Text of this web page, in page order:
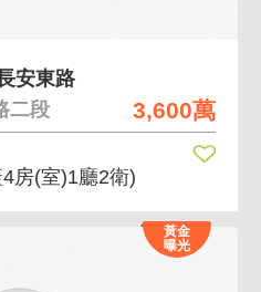
3,600萬
安東路
二段
房(室)1廳2衛)
黃金
曝光